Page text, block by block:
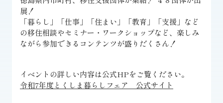
展！
「暮らし」「仕事」「住まい」「教育」「支援」など
の移住相談やセミナー・ワークショップなど、楽しみ
ながら参加できるコンテンツが盛りだくさん！
イベントの詳しい内容は公式HPをご覧ください。
令和7年度とくしま暮らしフェア 公式サイト